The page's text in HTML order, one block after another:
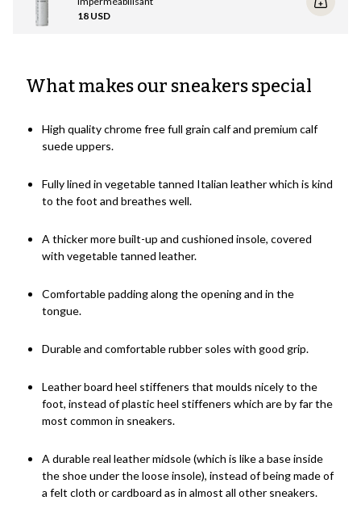
bon nettoyant pour chaussures, comme
qu'une vidéo sur la façon de nettoyer et d'entretenir vos baskets
18 USD
What makes our sneakers special
High quality chrome free full grain calf and premium calf
suede uppers.
Fully lined in vegetable tanned Italian leather which is kind
to the foot and breathes well.
A thicker more built-up and cushioned insole, covered
with vegetable tanned leather.
Comfortable padding along the opening and in the
tongue.
Durable and comfortable rubber soles with good grip.
Leather board heel stiffeners that moulds nicely to the
foot, instead of plastic heel stiffeners which are by far the
most common in sneakers.
A durable real leather midsole (which is like a base inside
the shoe under the loose insole), instead of being made of
a felt cloth or cardboard as in almost all other sneakers.